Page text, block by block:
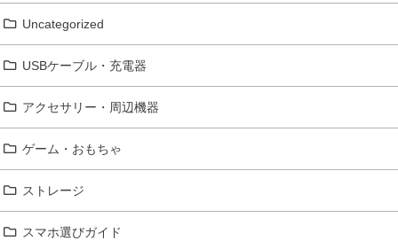
Uncategorized
USBケーブル・充電器
アクセサリー・周辺機器
ゲーム・おもちゃ
ストレージ
スマホ選びガイド